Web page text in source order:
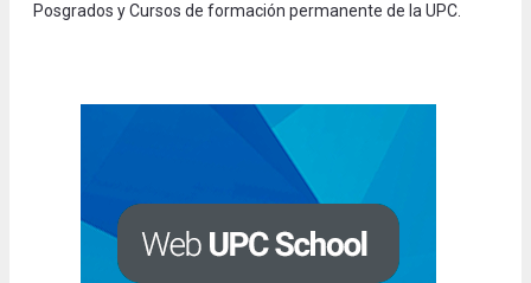
Posgrados y Cursos de formación permanente de la UPC.